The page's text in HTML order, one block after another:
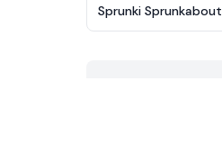
Sprunki Sprunkabout